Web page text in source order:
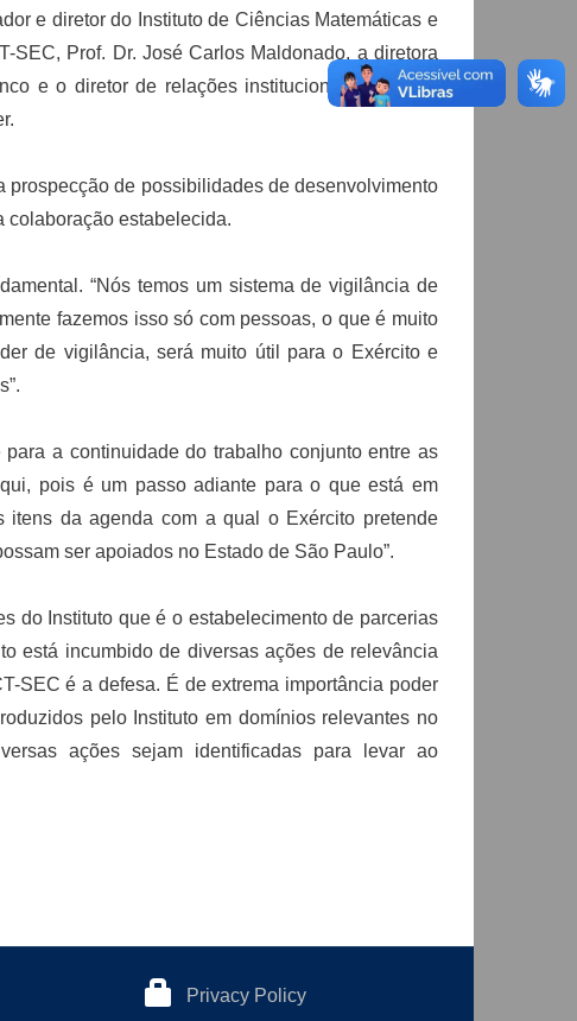
e diretor do Instituto de Ciências Matemáticas e
SEC, Prof. Dr. José Carlos Maldonado, a diretora
e o diretor de relações institucionais, Prof. Dr.
prospecção de possibilidades de desenvolvimento
colaboração estabelecida.
“Nós temos um sistema de vigilância de
fazemos isso só com pessoas, o que é muito
de vigilância, será muito útil para o Exército e
a continuidade do trabalho conjunto entre as
pois é um passo adiante para o que está em
itens da agenda com a qual o Exército pretende
ser apoiados no Estado de São Paulo”.
do Instituto que é o estabelecimento de parcerias
está incumbido de diversas ações de relevância
SEC é a defesa. É de extrema importância poder
pelo Instituto em domínios relevantes no
ações sejam identificadas para levar ao
Privacy Policy